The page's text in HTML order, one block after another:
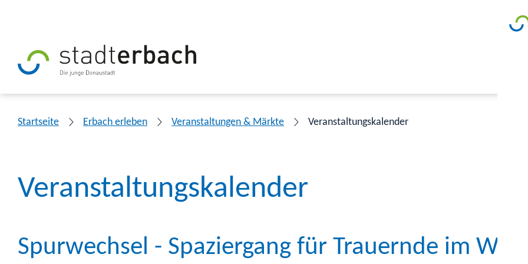
Startseite Erbach erleben Veranstaltungen & Märkte Veranstaltungskalender
Veranstaltungskalender
Spurwechsel - Spaziergang für Trauernde im